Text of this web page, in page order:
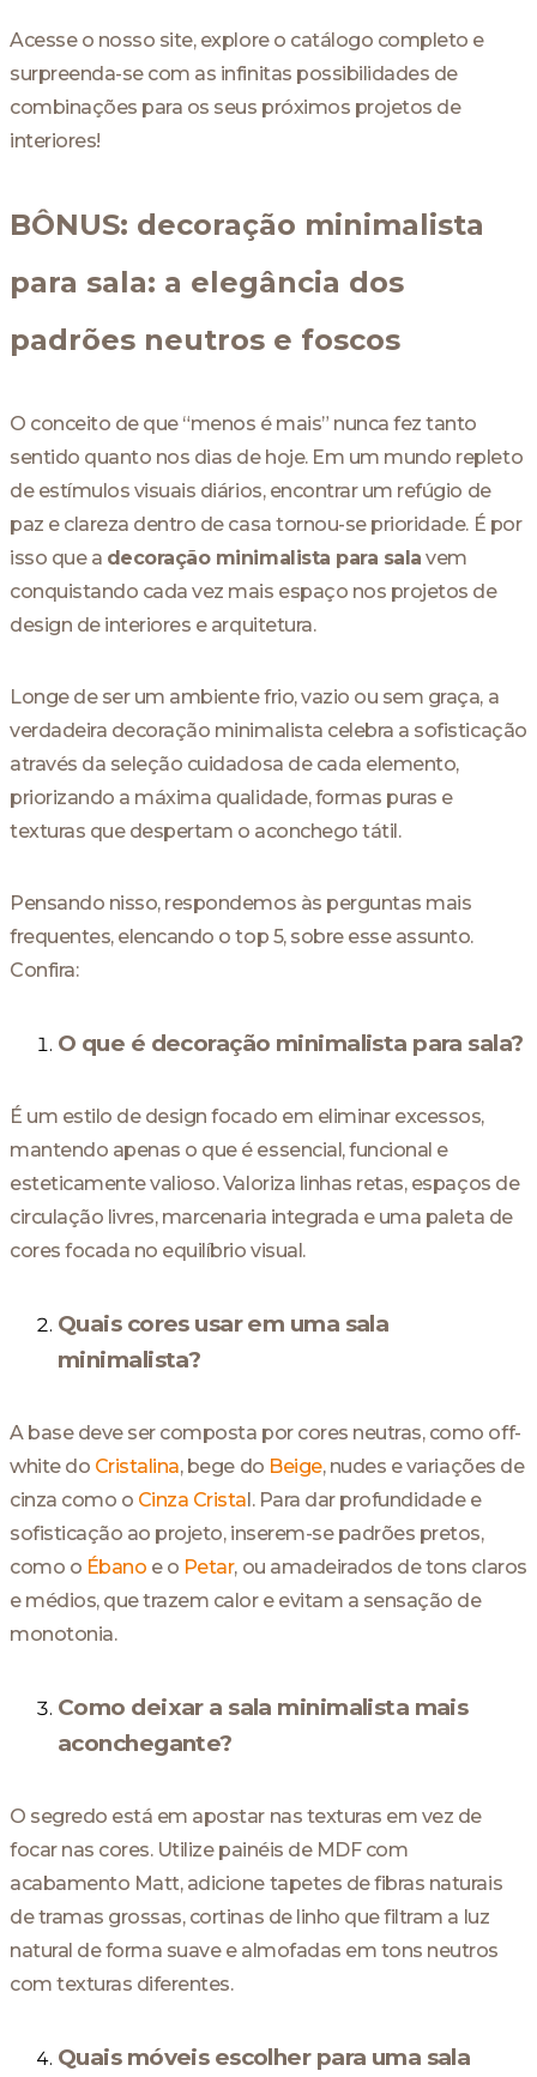
Acesse o nosso site, explore o catálogo completo e
surpreenda-se com as infinitas possibilidades de
combinações para os seus próximos projetos de
interiores!
BÔNUS: decoração minimalista
para sala: a elegância dos
padrões neutros e foscos
O conceito de que “menos é mais” nunca fez tanto
sentido quanto nos dias de hoje. Em um mundo repleto
de estímulos visuais diários, encontrar um refúgio de
paz e clareza dentro de casa tornou-se prioridade. É por
isso que a decoração minimalista para sala vem
conquistando cada vez mais espaço nos projetos de
design de interiores e arquitetura.
Longe de ser um ambiente frio, vazio ou sem graça, a
verdadeira decoração minimalista celebra a sofisticação
através da seleção cuidadosa de cada elemento,
priorizando a máxima qualidade, formas puras e
texturas que despertam o aconchego tátil.
Pensando nisso, respondemos às perguntas mais
frequentes, elencando o top 5, sobre esse assunto.
Confira:
O que é decoração minimalista para sala?
É um estilo de design focado em eliminar excessos,
mantendo apenas o que é essencial, funcional e
esteticamente valioso. Valoriza linhas retas, espaços de
circulação livres, marcenaria integrada e uma paleta de
cores focada no equilíbrio visual.
Quais cores usar em uma sala
minimalista?
A base deve ser composta por cores neutras, como off-
white do Cristalina, bege do Beige, nudes e variações de
cinza como o Cinza Cristal. Para dar profundidade e
sofisticação ao projeto, inserem-se padrões pretos,
como o Ébano e o Petar, ou amadeirados de tons claros
e médios, que trazem calor e evitam a sensação de
monotonia.
Como deixar a sala minimalista mais
aconchegante?
O segredo está em apostar nas texturas em vez de
focar nas cores. Utilize painéis de MDF com
acabamento Matt, adicione tapetes de fibras naturais
de tramas grossas, cortinas de linho que filtram a luz
natural de forma suave e almofadas em tons neutros
com texturas diferentes.
Quais móveis escolher para uma sala